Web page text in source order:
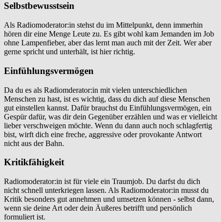
Selbstbewusstsein
Als Radiomoderator:in stehst du im Mittelpunkt, denn immerhin
hören dir eine Menge Leute zu. Es gibt wohl kam Jemanden im Job
ohne Lampenfieber, aber das lernt man auch mit der Zeit. Wer aber
gerne spricht und unterhält, ist hier richtig.
Einfühlungsvermögen
Da du es als Radiomderator:in mit vielen unterschiedlichen
Menschen zu hast, ist es wichtig, dass du dich auf diese Menschen
gut einstellen kannst. Dafür brauchst du Einfühlungsvermögen, ein
Gespür dafür, was dir dein Gegenüber erzählen und was er vielleicht
lieber verschweigen möchte. Wenn du dann auch noch schlagfertig
bist, wirft dich eine freche, aggressive oder provokante Antwort
nicht aus der Bahn.
Kritikfähigkeit
Radiomoderator:in ist für viele ein Traumjob. Du darfst du dich
nicht schnell unterkriegen lassen. Als Radiomoderator:in musst du
Kritik besonders gut annehmen und umsetzen können - selbst dann,
wenn sie deine Art oder dein Äußeres betrifft und persönlich
formuliert ist.